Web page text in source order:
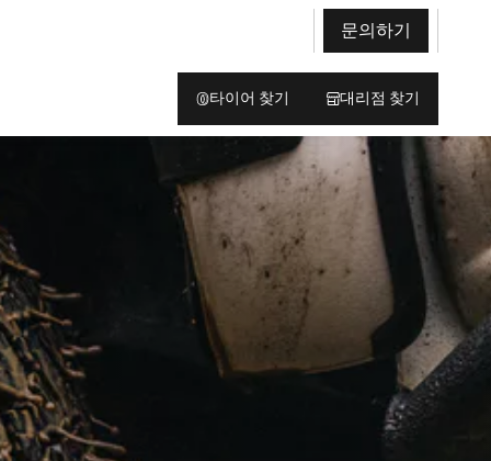
문의하기
타이어 찾기 대리점 찾기